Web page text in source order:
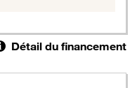
Détail du financement